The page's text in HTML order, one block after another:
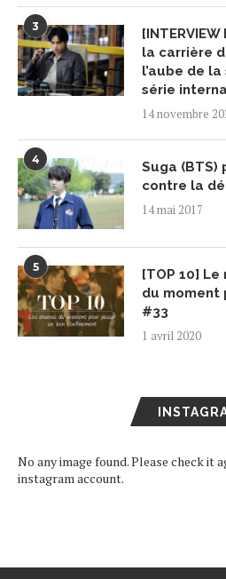
3
la carrière
l’aube de
série
14 novembre
4
Suga
contre la
14 mai 2017
5
[TOP 10]
du moment
#33
1 avril 2020
No any image found. Please check it
instagram account.